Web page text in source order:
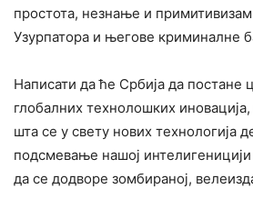
простота, незнање и
Узурпатора и његове криминалне
Написати да ће Србија да постане
глобалних технолошких
шта се у свету нових технологија
подсмевање нашој
да се додворе зомбираној,